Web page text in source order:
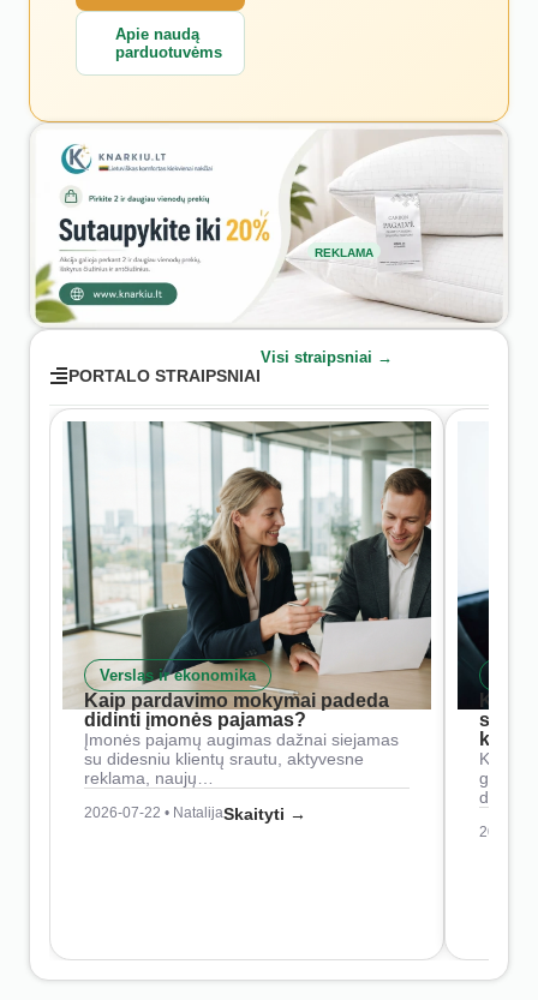
Apie naudą
parduotuvėms
REKLAMA
PORTALO STRAIPSNIAI
Visi straipsniai →
Verslas ir ekonomika
Kaip pardavimo mokymai padeda
didinti įmonės pajamas?
Įmonės pajamų augimas dažnai siejamas
su didesniu klientų srautu, aktyvesne
reklama, naujų…
2026-07-22 • NatalijaSkaityti →
Kaip
2026-